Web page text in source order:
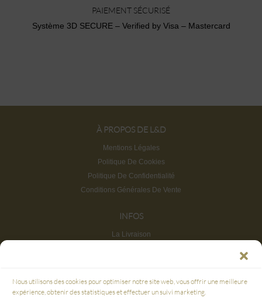
Nous utilisons des cookies pour optimiser notre site web, vous offrir une meilleure
expérience, obtenir des statistiques et effectuer un suivi marketing.
PAIEMENT SÉCURISÉ
Système 3D SECURE – Verified by Visa – Mastercard
À PROPOS DE L&D
Mentions Légales
Politique De Cookies
Politique De Confidentialité
Conditions Générales De Vente
INFOS
La Livraison
Plan du site